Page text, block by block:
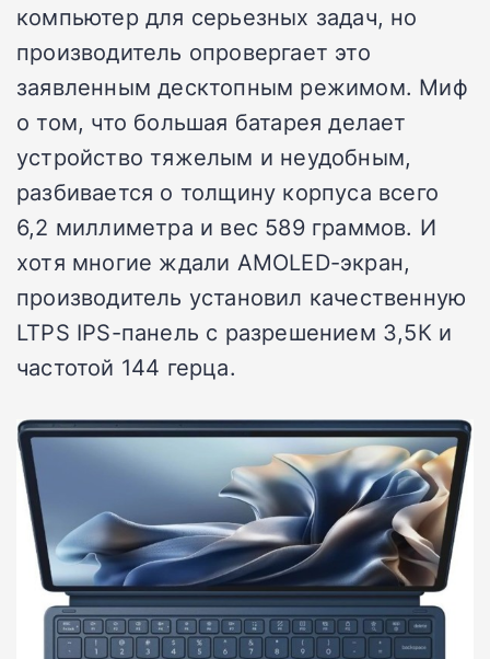
компьютер для серьезных задач, но
производитель опровергает это
заявленным десктопным режимом. Миф
о том, что большая батарея делает
устройство тяжелым и неудобным,
разбивается о толщину корпуса всего
6,2 миллиметра и вес 589 граммов. И
хотя многие ждали AMOLED-экран,
производитель установил качественную
LTPS IPS-панель с разрешением 3,5К и
частотой 144 герца.